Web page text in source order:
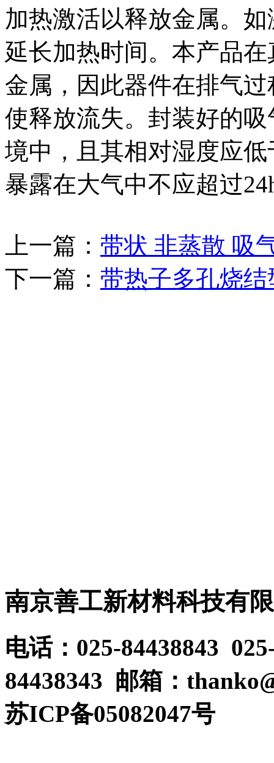
加热激活以释放金属。
延长加热时间。本产品
金属，因此器件在排气
使释放流失。封装好的
境中，且其相对湿度应
暴露在大气中不应超过
上一篇： 带状 非蒸散 吸
下一篇： 带热子多孔烧
南京善工新材料科技有
电话：025-84438843
84438343 邮箱：
苏ICP备05082047号